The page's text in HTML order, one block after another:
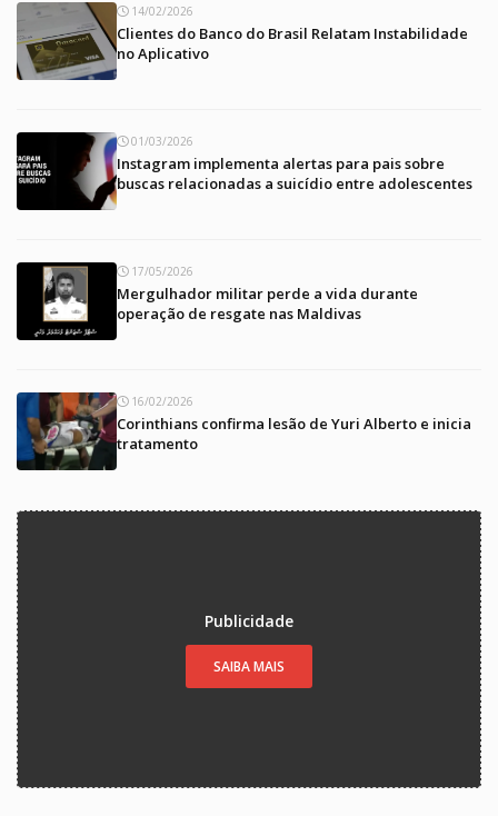
14/02/2026
Clientes do Banco do Brasil Relatam Instabilidade
no Aplicativo
01/03/2026
Instagram implementa alertas para pais sobre
buscas relacionadas a suicídio entre adolescentes
17/05/2026
Mergulhador militar perde a vida durante
operação de resgate nas Maldivas
16/02/2026
Corinthians confirma lesão de Yuri Alberto e inicia
tratamento
Publicidade
SAIBA MAIS